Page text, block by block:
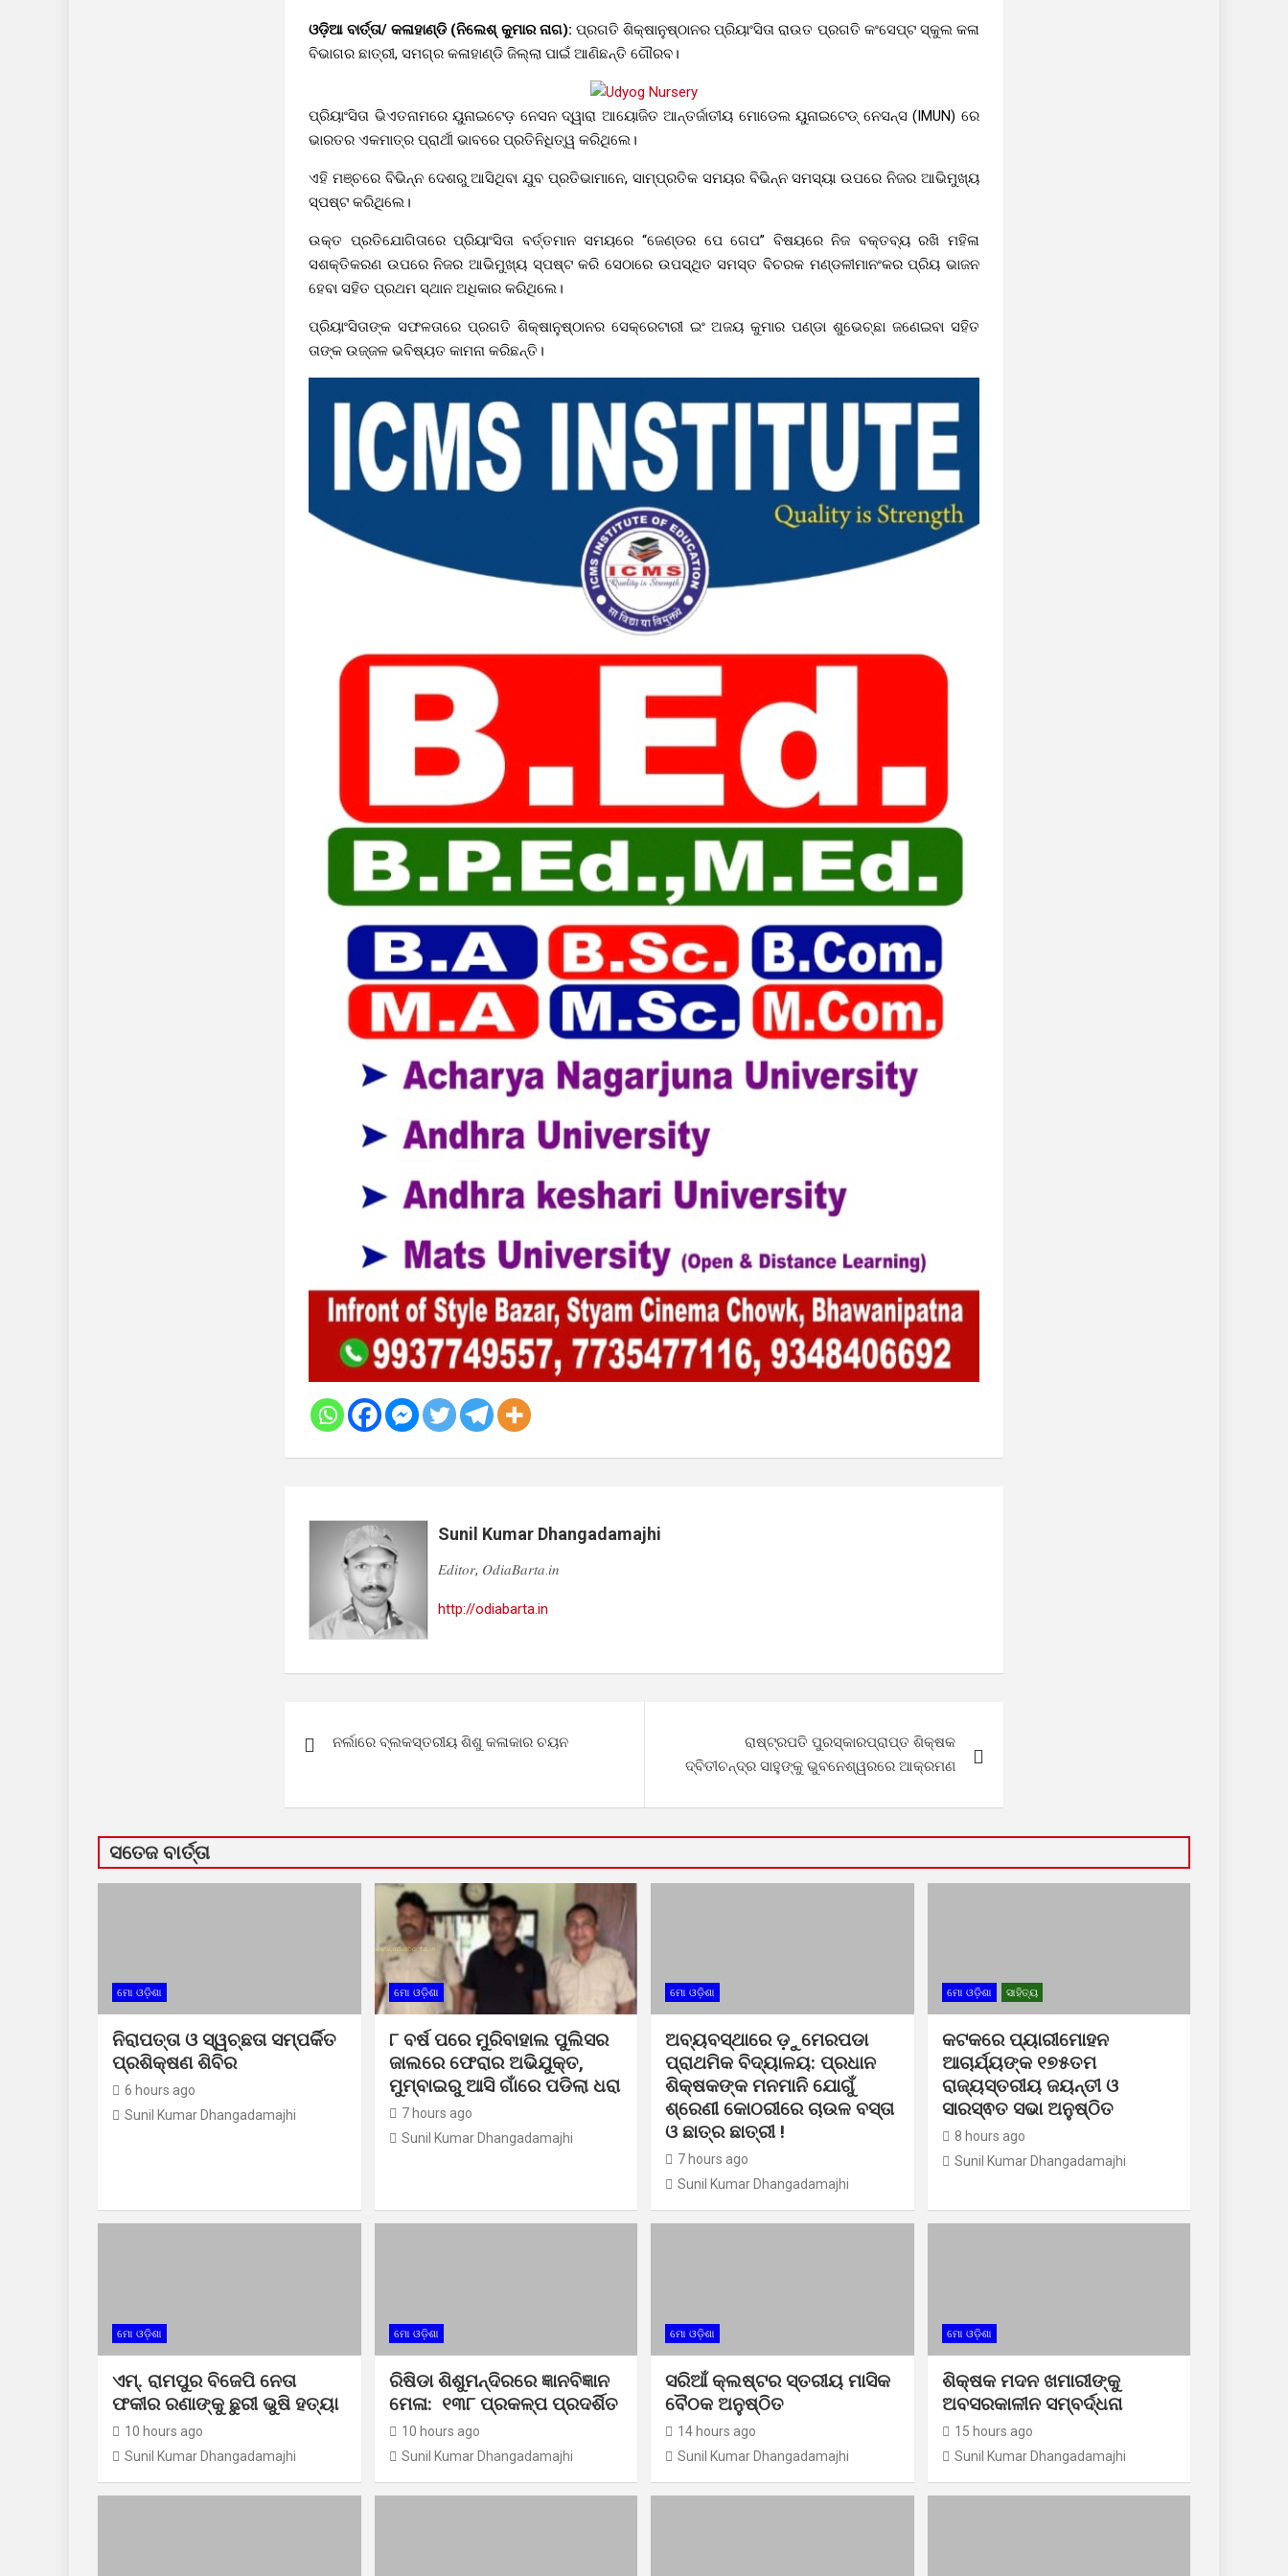
ଓଡ଼ିଆ ବାର୍ତ୍ତା/ କଳାହାଣ୍ଡି (ନିଲେଶ୍ କୁମାର ନାଗ): ପ୍ରଗତି ଶିକ୍ଷାନୁଷ୍ଠାନର ପ୍ରିୟାଂସିତା ରାଉତ ପ୍ରଗତି କଂସେପ୍ଟ ସ୍କୁଲ କଳା
ବିଭାଗର ଛାତ୍ରୀ, ସମଗ୍ର କଳାହାଣ୍ଡି ଜିଲ୍ଲା ପାଇଁ ଆଣିଛନ୍ତି ଗୌରବ।
ପ୍ରିୟାଂସିତା ଭିଏତନାମରେ ୟୁନାଇଟେଡ଼ ନେସନ ଦ୍ୱାରା ଆୟୋଜିତ ଆନ୍ତର୍ଜାତୀୟ ମୋଡେଲ ୟୁନାଇଟେଡ୍ ନେସନ୍ସ (IMUN) ରେ
ଭାରତର ଏକମାତ୍ର ପ୍ରାର୍ଥୀ ଭାବରେ ପ୍ରତିନିଧିତ୍ୱ କରିଥିଲେ।
ଏହି ମଞ୍ଚରେ ବିଭିନ୍ନ ଦେଶରୁ ଆସିଥିବା ଯୁବ ପ୍ରତିଭାମାନେ, ସାମ୍ପ୍ରତିକ ସମୟର ବିଭିନ୍ନ ସମସ୍ୟା ଉପରେ ନିଜର ଆଭିମୁଖ୍ୟ
ସ୍ପଷ୍ଟ କରିଥିଲେ।
ଉକ୍ତ ପ୍ରତିଯୋଗିତାରେ ପ୍ରିୟାଂସିତା ବର୍ତ୍ତମାନ ସମୟରେ “ଜେଣ୍ଡର ପେ ଗେପ” ବିଷୟରେ ନିଜ ବକ୍ତବ୍ୟ ରଖି ମହିଳା
ସଶକ୍ତିକରଣ ଉପରେ ନିଜର ଆଭିମୁଖ୍ୟ ସ୍ପଷ୍ଟ କରି ସେଠାରେ ଉପସ୍ଥିତ ସମସ୍ତ ବିଚରକ ମଣ୍ଡଳୀମାନଂକର ପ୍ରିୟ ଭାଜନ
ହେବା ସହିତ ପ୍ରଥମ ସ୍ଥାନ ଅଧିକାର କରିଥିଲେ।
ପ୍ରିୟାଂସିତାଙ୍କ ସଫଳତାରେ ପ୍ରଗତି ଶିକ୍ଷାନୁଷ୍ଠାନର ସେକ୍ରେଟାରୀ ଇଂ ଅଜୟ କୁମାର ପଣ୍ଡା ଶୁଭେଚ୍ଛା ଜଣେଇବା ସହିତ
ତାଙ୍କ ଉଜ୍ଜଳ ଭବିଷ୍ୟତ କାମନା କରିଛନ୍ତି।
Sunil Kumar Dhangadamajhi
𝐸𝑑𝑖𝑡𝑜𝑟, 𝑂𝑑𝑖𝑎𝐵𝑎𝑟𝑡𝑎.𝑖𝑛
http://odiabarta.in
navigation
ନର୍ଲାରେ ବ୍ଲକସ୍ତରୀୟ ଶିଶୁ କଳାକାର ଚୟନ
ରାଷ୍ଟ୍ରପତି ପୁରସ୍କାରପ୍ରାପ୍ତ ଶିକ୍ଷକ
ଦ୍ବିତୀଚନ୍ଦ୍ର ସାହୁଙ୍କୁ ଭୁବନେଶ୍ୱରରେ ଆକ୍ରମଣ
ସତେଜ ବାର୍ତ୍ତା
ମୋ ଓଡ଼ିଶା
ନିରାପତ୍ତା ଓ ସ୍ୱଚ୍ଛତା ସମ୍ପର୍କିତ
ପ୍ରଶିକ୍ଷଣ ଶିବିର
6 hours ago
Sunil Kumar Dhangadamajhi
ମୋ ଓଡ଼ିଶା
୮ ବର୍ଷ ପରେ ମୁରିବାହାଲ ପୁଲିସର
ଜାଲରେ ଫେରାର ଅଭିଯୁକ୍ତ,
ମୁମ୍ବାଇରୁ ଆସି ଗାଁରେ ପଡିଲା ଧରା
7 hours ago
Sunil Kumar Dhangadamajhi
ମୋ ଓଡ଼ିଶା
ଅବ୍ୟବସ୍ଥାରେ ଡ଼ୁମେରପଡା
ପ୍ରାଥମିକ ବିଦ୍ୟାଳୟ: ପ୍ରଧାନ
ଶିକ୍ଷକଙ୍କ ମନମାନି ଯୋଗୁଁ
ଶ୍ରେଣୀ କୋଠରୀରେ ଚାଉଳ ବସ୍ତା
ଓ ଛାତ୍ର ଛାତ୍ରୀ !
7 hours ago
Sunil Kumar Dhangadamajhi
ମୋ ଓଡ଼ିଶା ସାହିତ୍ୟ
କଟକରେ ପ୍ୟାରୀମୋହନ
ଆଚାର୍ଯ୍ୟଙ୍କ ୧୭୫ତମ
ରାଜ୍ୟସ୍ତରୀୟ ଜୟନ୍ତୀ ଓ
ସାରସ୍ଵତ ସଭା ଅନୁଷ୍ଠିତ
8 hours ago
Sunil Kumar Dhangadamajhi
ମୋ ଓଡ଼ିଶା
ଏମ୍. ରାମପୁର ବିଜେପି ନେତା
ଫକୀର ରଣାଙ୍କୁ ଛୁରୀ ଭୁଷି ହତ୍ୟା
10 hours ago
Sunil Kumar Dhangadamajhi
ମୋ ଓଡ଼ିଶା
ରିଷିଡା ଶିଶୁମନ୍ଦିରରେ ଜ୍ଞାନବିଜ୍ଞାନ
ମେଳା: ୧୩୮ ପ୍ରକଳ୍ପ ପ୍ରଦର୍ଶିତ
10 hours ago
Sunil Kumar Dhangadamajhi
ମୋ ଓଡ଼ିଶା
ସରିଆଁ କ୍ଲଷ୍ଟର ସ୍ତରୀୟ ମାସିକ
ବୈଠକ ଅନୁଷ୍ଠିତ
14 hours ago
Sunil Kumar Dhangadamajhi
ମୋ ଓଡ଼ିଶା
ଶିକ୍ଷକ ମଦନ ଖମାରୀଙ୍କୁ
ଅବସରକାଳୀନ ସମ୍ବର୍ଦ୍ଧନା
15 hours ago
Sunil Kumar Dhangadamajhi